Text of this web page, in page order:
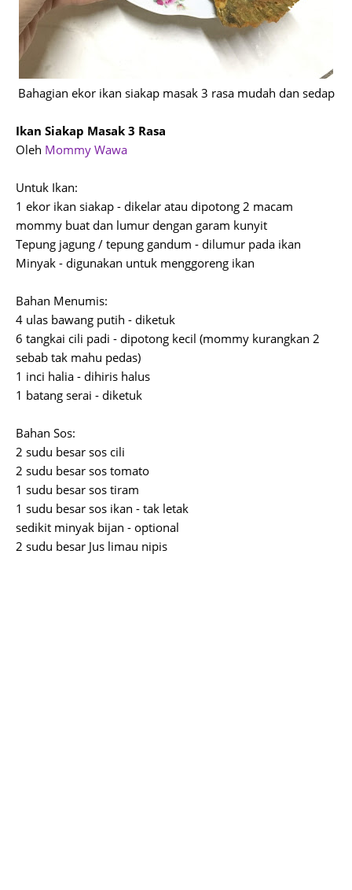
Bahagian ekor ikan siakap masak 3 rasa mudah dan sedap
Ikan Siakap Masak 3 Rasa
Oleh Mommy Wawa
Untuk Ikan:
1 ekor ikan siakap - dikelar atau dipotong 2 macam
mommy buat dan lumur dengan garam kunyit
Tepung jagung / tepung gandum - dilumur pada ikan
Minyak - digunakan untuk menggoreng ikan
Bahan Menumis:
4 ulas bawang putih - diketuk
6 tangkai cili padi - dipotong kecil (mommy kurangkan 2
sebab tak mahu pedas)
1 inci halia - dihiris halus
1 batang serai - diketuk
Bahan Sos:
2 sudu besar sos cili
2 sudu besar sos tomato
1 sudu besar sos tiram
1 sudu besar sos ikan - tak letak
sedikit minyak bijan - optional
2 sudu besar Jus limau nipis